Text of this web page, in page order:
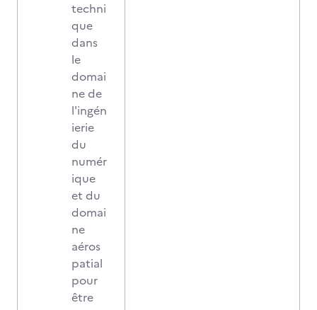
techni
que
dans
le
domai
ne de
l'ingén
ierie
du
numér
ique
et du
domai
ne
aéros
patial
pour
être